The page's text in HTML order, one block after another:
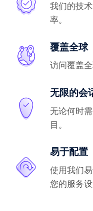
我们的技
率。
覆盖全球
访问覆盖
无限的会
无论何时
目。
易于配置
使用我们
您的服务设